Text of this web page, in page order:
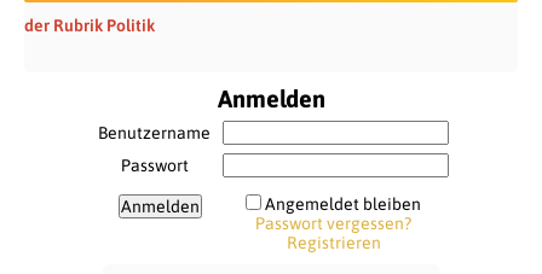
der Rubrik Politik
Anmelden
Benutzername
Passwort
Angemeldet bleiben
Passwort vergessen?
Registrieren